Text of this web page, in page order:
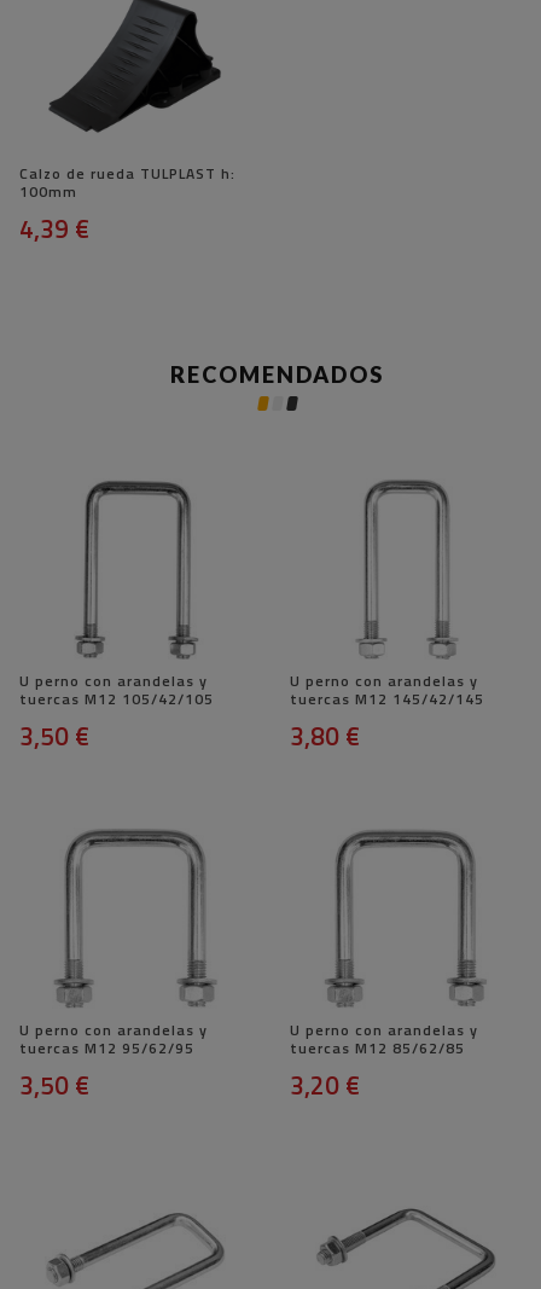
Calzo de rueda TULPLAST h:
100mm
4,39 €
RECOMENDADOS
U perno con arandelas y
tuercas M12 105/42/105
3,50 €
U perno con arandelas y
tuercas M12 145/42/145
3,80 €
U perno con arandelas y
tuercas M12 95/62/95
3,50 €
U perno con arandelas y
tuercas M12 85/62/85
3,20 €